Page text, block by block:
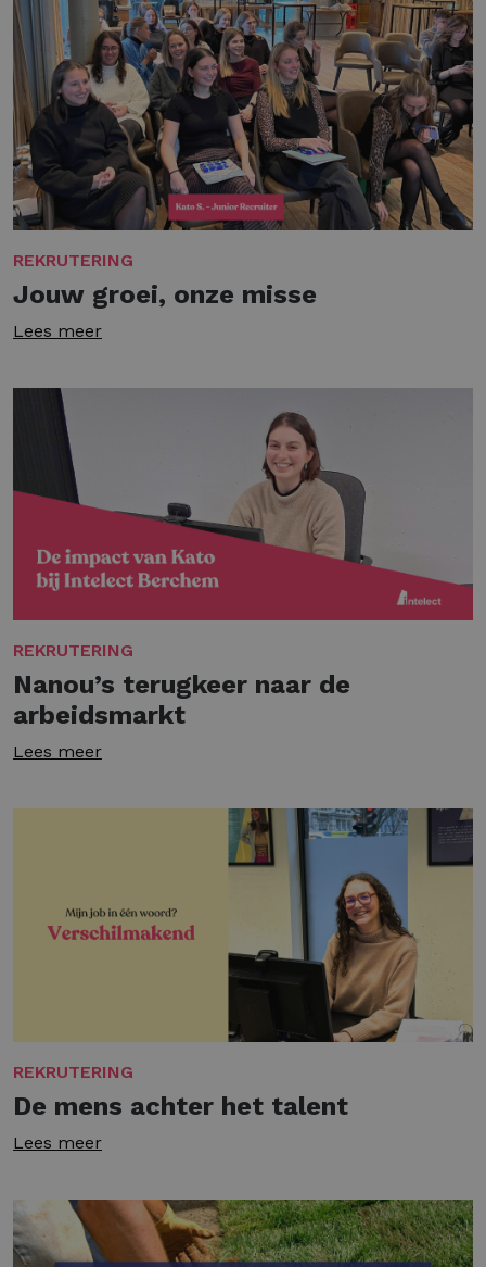
REKRUTERING
Jouw groei, onze misse
Lees meer
REKRUTERING
Nanou’s terugkeer naar de
arbeidsmarkt
Lees meer
REKRUTERING
De mens achter het talent
Lees meer